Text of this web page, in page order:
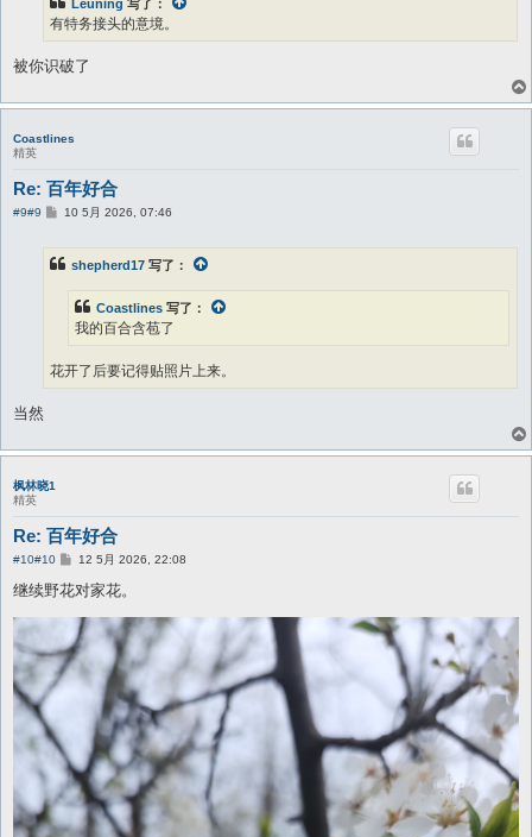
Leuning 写了：
有特务接头的意境。
被你识破了
Coastlines
精英
Re: 百年好合
#9#9
帖10 5月 2026, 07:46
shepherd17 写了：
Coastlines 写了：
我的百合含苞了
花开了后要记得贴照片上来。
当然
枫林晓1
精英
Re: 百年好合
#10#10
帖12 5月 2026, 22:08
继续野花对家花。